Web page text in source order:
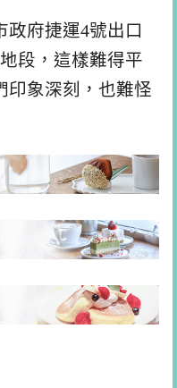
政府捷運4號出口
段，這樣難得平
印象深刻，也難怪